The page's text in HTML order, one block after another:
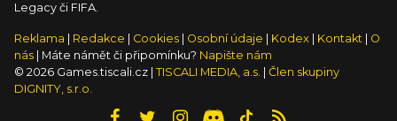
Legacy či FIFA.
Reklama Redakce Cookies Osobní údaje Kodex Kontakt
O
nás
| Máte námět či připomínku? Napište nám
© 2026 Games.tiscali.cz | TISCALI MEDIA, a.s.
Člen skupiny
DIGNITY, s.r.o.